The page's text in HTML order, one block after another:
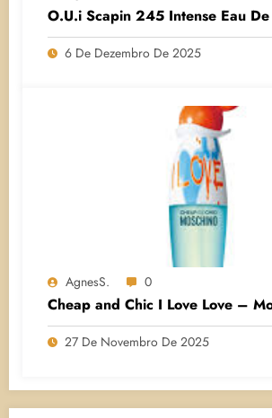
O.U.i Scapin 245 Intense Eau
6 De Dezembro De 2025
AgnesS. 0
Cheap and Chic I Love Love –
27 De Novembro De 2025